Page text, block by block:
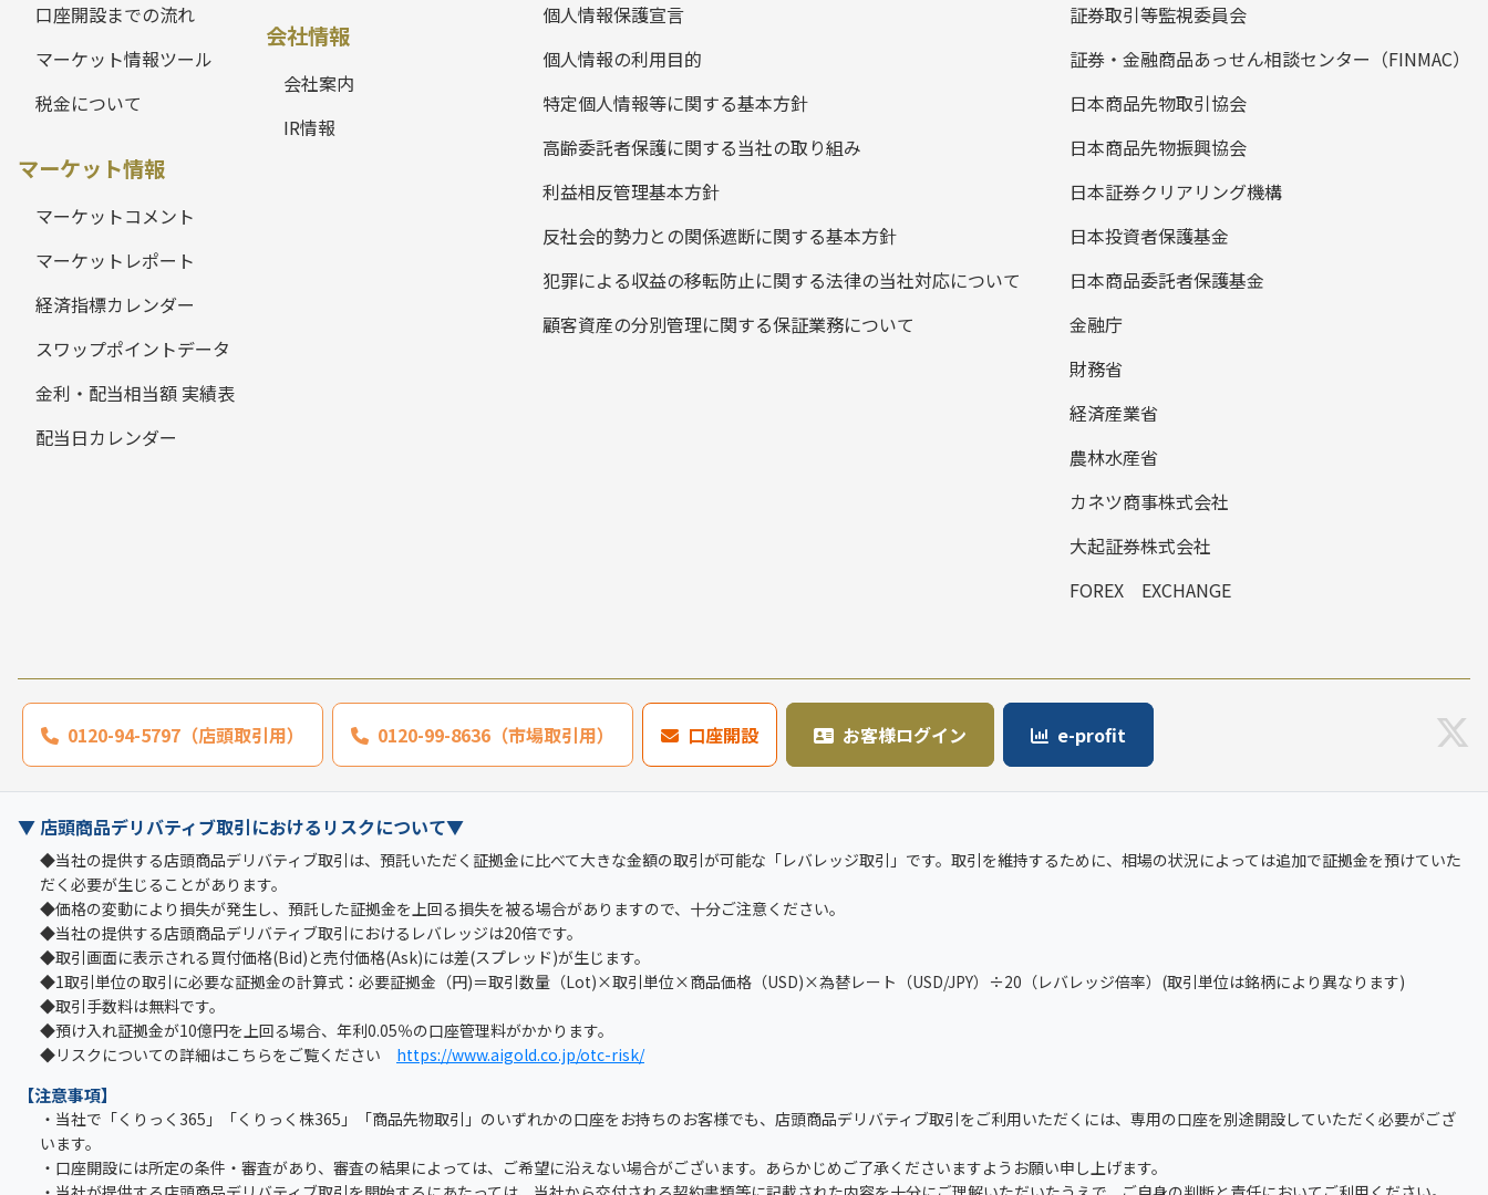
口座開設までの流れ
マーケット情報ツール
税金について
マーケット情報
マーケットコメント
マーケットレポート
経済指標カレンダー
スワップポイントデータ
金利・配当相当額 実績表
配当日カレンダー
会社情報
会社案内
IR情報
個人情報保護宣言
個人情報の利用目的
特定個人情報等に関する基本方針
高齢委託者保護に関する当社の取り組み
利益相反管理基本方針
反社会的勢力との関係遮断に関する基本方針
犯罪による収益の移転防止に関する法律の当社対応について
顧客資産の分別管理に関する保証業務について
証券取引等監視委員会
証券・金融商品あっせん相談センター（FINMAC）
日本商品先物取引協会
日本商品先物振興協会
日本証券クリアリング機構
日本投資者保護基金
日本商品委託者保護基金
金融庁
財務省
経済産業省
農林水産省
カネツ商事株式会社
大起証券株式会社
FOREX EXCHANGE
0120-94-5797（店頭取引用） 0120-99-8636（市場取引用） 口座開設 お客様ログイン e-profit
▼ 店頭商品デリバティブ取引におけるリスクについて▼
◆当社の提供する店頭商品デリバティブ取引は、預託いただく証拠金に比べて大きな金額の取引が可能な「レバレッジ取引」です。取引を維持するために、相場の状況によっては追加で証拠金を預けていた
だく必要が生じることがあります。
◆価格の変動により損失が発生し、預託した証拠金を上回る損失を被る場合がありますので、十分ご注意ください。
◆当社の提供する店頭商品デリバティブ取引におけるレバレッジは20倍です。
◆取引画面に表示される買付価格(Bid)と売付価格(Ask)には差(スプレッド)が生じます。
◆1取引単位の取引に必要な証拠金の計算式：必要証拠金（円)＝取引数量（Lot)×取引単位×商品価格（USD)×為替レート（USD/JPY）÷20（レバレッジ倍率）(取引単位は銘柄により異なります)
◆取引手数料は無料です。
◆預け入れ証拠金が10億円を上回る場合、年利0.05％の口座管理料がかかります。
◆リスクについての詳細はこちらをご覧ください https://www.aigold.co.jp/otc-risk/
【注意事項】
・当社で「くりっく365」「くりっく株365」「商品先物取引」のいずれかの口座をお持ちのお客様でも、店頭商品デリバティブ取引をご利用いただくには、専用の口座を別途開設していただく必要がござ
います。
・口座開設には所定の条件・審査があり、審査の結果によっては、ご希望に沿えない場合がございます。あらかじめご了承くださいますようお願い申し上げます。